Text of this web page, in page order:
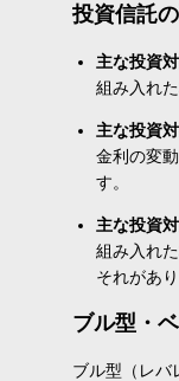
投資信託
主な投資
組み入れ
主な投資
金利の変
す。
主な投資
組み入れ
それがあり
ブル型・
ブル型（レバ